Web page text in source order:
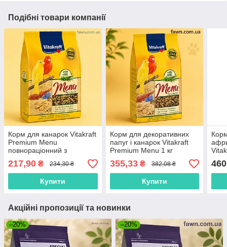
Подібні товари компанії
Корм для канарок Vitakraft
Premium Menu
повнораціонний з
вітамінами 500 г
217,90 ₴ 234,30 ₴
Купити
Корм для декоративних
папуг і канарок Vitakraft
Premium Menu 1 кг
355,33₴ 382,08 ₴
Купити
Акційні пропозиції та новинки
–20% –20%